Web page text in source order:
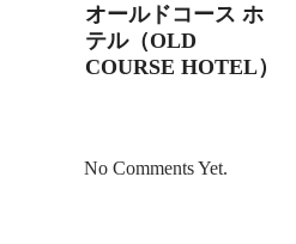
オールドコース ホ
テル（OLD
COURSE HOTEL）
No Comments Yet.